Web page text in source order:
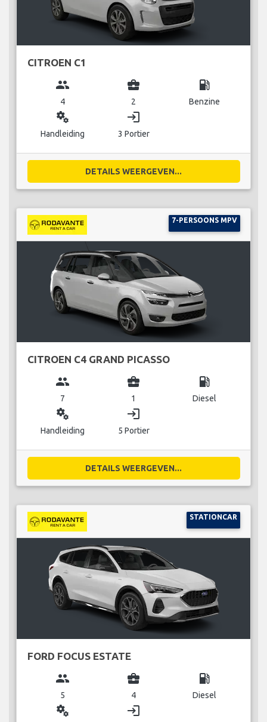
CITROEN C1
group
4
business_center
2
local_gas_station
Benzine
miscellaneous_services
Handleiding
login
3 Portier
DETAILS WEERGEVEN...
7-PERSOONS MPV
CITROEN C4 GRAND PICASSO
group
7
business_center
1
local_gas_station
Diesel
miscellaneous_services
Handleiding
login
5 Portier
DETAILS WEERGEVEN...
STATIONCAR
FORD FOCUS ESTATE
group
5
business_center
4
local_gas_station
Diesel
miscellaneous_services login